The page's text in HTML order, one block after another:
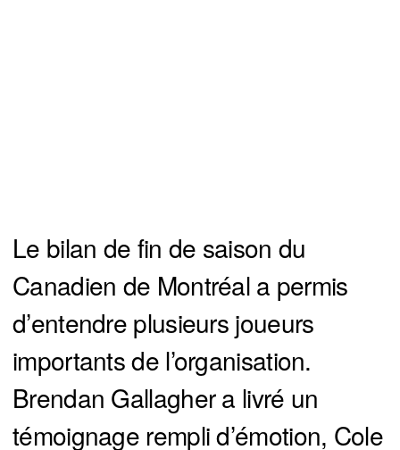
Le bilan de fin de saison du
Canadien de Montréal a permis
d’entendre plusieurs joueurs
importants de l’organisation.
Brendan Gallagher a livré un
témoignage rempli d’émotion, Cole